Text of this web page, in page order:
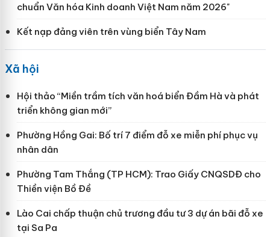
chuẩn Văn hóa Kinh doanh Việt Nam năm 2026"
Kết nạp đảng viên trên vùng biển Tây Nam
Xã hội
Hội thảo “Miền trầm tích văn hoá biển Đầm Hà và phát
triển không gian mới”
Phường Hồng Gai: Bố trí 7 điểm đỗ xe miễn phí phục vụ
nhân dân
Phường Tam Thắng (TP HCM): Trao Giấy CNQSDĐ cho
Thiền viện Bồ Đề
Lào Cai chấp thuận chủ trương đầu tư 3 dự án bãi đỗ xe
tại Sa Pa